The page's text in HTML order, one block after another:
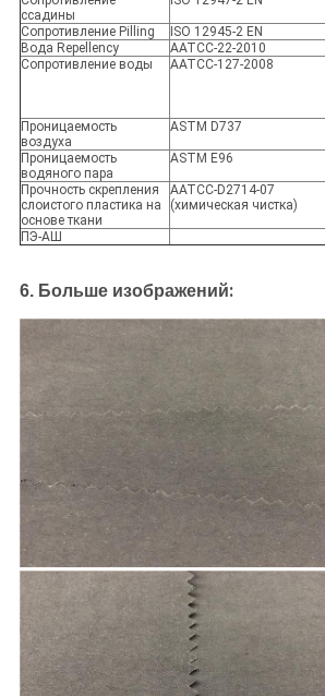
ссадины
Сопротивление Pilling ISO 12945-2 EN
Вода Repellency
AATCC-22-2010
Сопротивление воды
AATCC-127-2008
Проницаемость
воздуха
ASTM D737
Проницаемость
водяного пара
ASTM E96
Прочность скрепления
слоистого пластика на
основе ткани
AATCC-D2714-07
(химическая чистка)
ПЭ-АШ
6. Больше изображений: